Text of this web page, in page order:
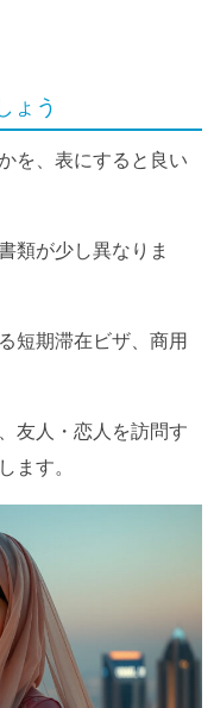
ょう
を、表にすると良い
類が少し異なりま
短期滞在ビザ、商用
友人・恋人を訪問す
ます。